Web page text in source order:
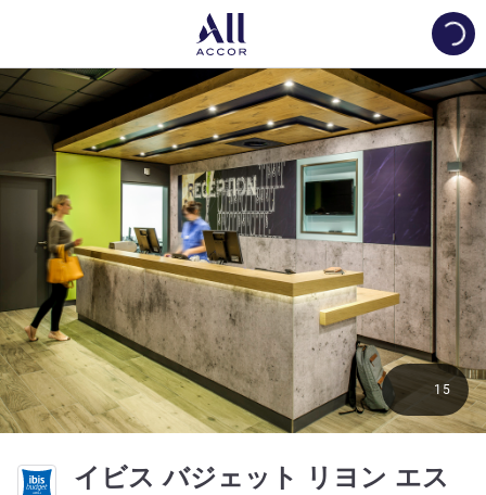
イビス バジェット リヨン エス
15